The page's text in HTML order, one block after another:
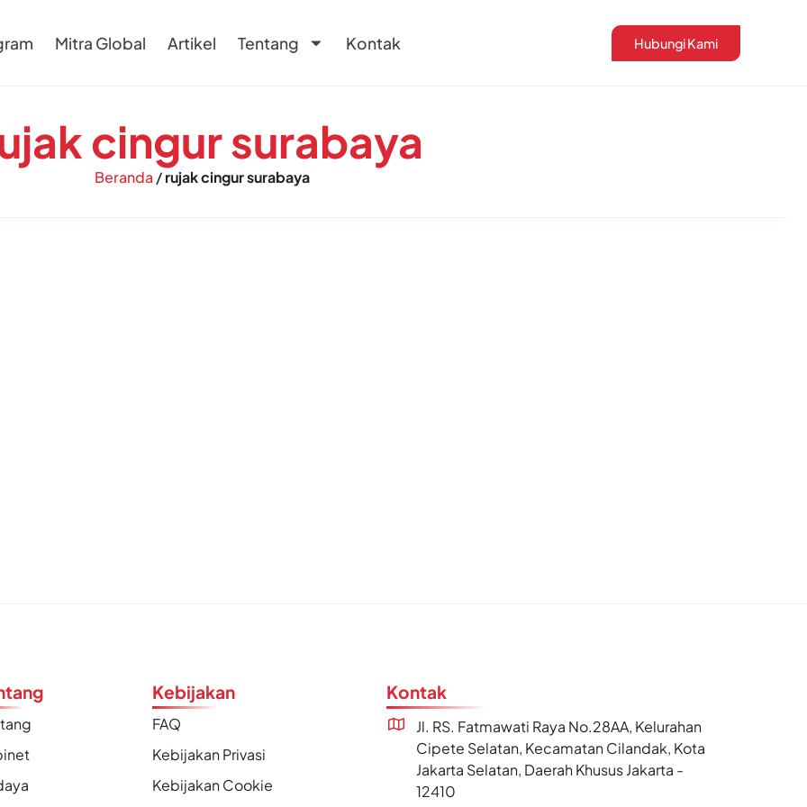
Mitra Global Artikel Tentang Kontak Hubungi Kami
cingur surabaya
Beranda /rujak cingur surabaya
Kebijakan
FAQ
Kebijakan Privasi
Kebijakan Cookie
Kontak
Jl. RS. Fatmawati Raya No.28AA, Kelurahan
Cipete Selatan, Kecamatan Cilandak, Kota
Jakarta Selatan, Daerah Khusus Jakarta -
12410